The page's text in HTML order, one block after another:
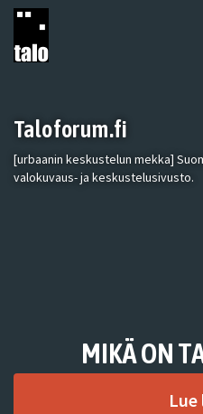
Taloforum.fi
[urbaanin keskustelun mekka]
valokuvaus- ja keskustelusivusto.
MIKÄ ON
Lue